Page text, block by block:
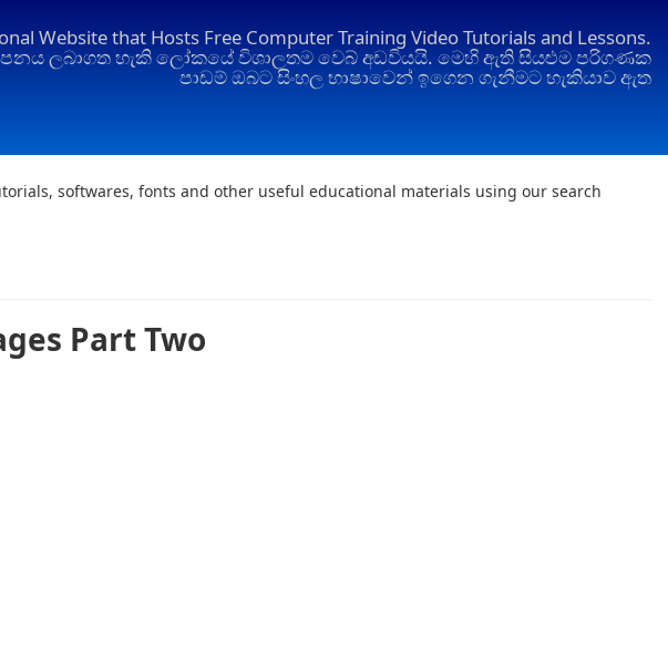
Website that Hosts Free Computer Training Video Tutorials and Lessons.
ලබාගත හැකි ලෝකයේ විශාලතම වෙබ් අඩවියයි. මෙහි ඇති සියළුම පරිගණක
පාඩම් ඔබට සිංහල භාෂාවෙන් ඉගෙන ගැනීමට හැකියාව ඇත
softwares, fonts and other useful educational materials using our search
Part Two